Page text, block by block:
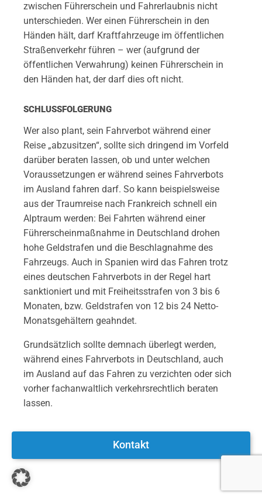
zwischen Führerschein und Fahrerlaubnis nicht
unterschieden. Wer einen Führerschein in den
Händen hält, darf Kraftfahrzeuge im öffentlichen
Straßenverkehr führen – wer (aufgrund der
öffentlichen Verwahrung) keinen Führerschein in
den Händen hat, der darf dies oft nicht.
SCHLUSSFOLGERUNG
Wer also plant, sein Fahrverbot während einer
Reise „abzusitzen“, sollte sich dringend im Vorfeld
darüber beraten lassen, ob und unter welchen
Voraussetzungen er während seines Fahrverbots
im Ausland fahren darf. So kann beispielsweise
aus der Traumreise nach Frankreich schnell ein
Alptraum werden: Bei Fahrten während einer
Führerscheinmaßnahme in Deutschland drohen
hohe Geldstrafen und die Beschlagnahme des
Fahrzeugs. Auch in Spanien wird das Fahren trotz
eines deutschen Fahrverbots in der Regel hart
sanktioniert und mit Freiheitsstrafen von 3 bis 6
Monaten, bzw. Geldstrafen von 12 bis 24 Netto-
Monatsgehältern geahndet.
Grundsätzlich sollte demnach überlegt werden,
während eines Fahrverbots in Deutschland, auch
im Ausland auf das Fahren zu verzichten oder sich
vorher fachanwaltlich verkehrsrechtlich beraten
lassen.
Kontakt